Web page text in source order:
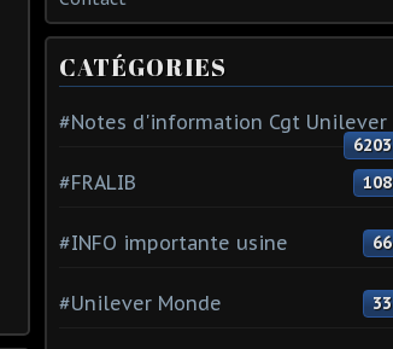
CATÉGORIES
#Notes d'information Cgt Unilever
6203
#FRALIB 108
#INFO importante usine 66
#Unilever Monde 33